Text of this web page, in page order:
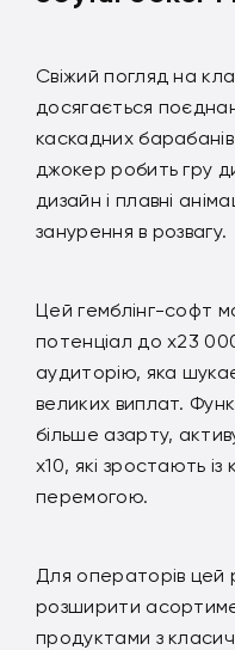
Свіжий погляд на
досягається
каскадних
джокер робить гру
дизайн і плавні
занурення в розвагу.
Цей гемблінг-софт
потенціал до x23
аудиторію, яка
великих виплат.
більше азарту,
x10, які зростають
перемогою.
Для операторів цей
розширити
продуктами з